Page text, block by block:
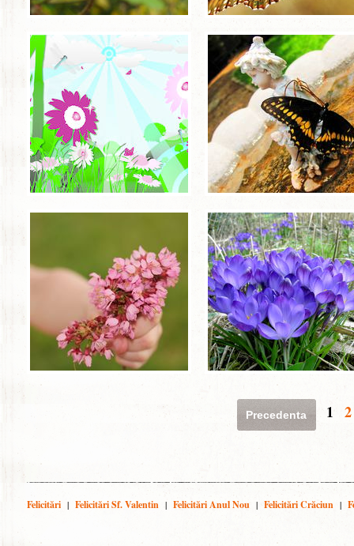
Precedenta 1 2
Felicitări | Felicitări Sf. Valentin | Felicitări Anul Nou | Felicitări Crăciun |